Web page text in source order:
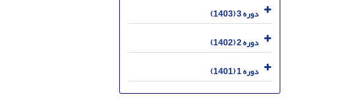
دوره 3 (1403)
دوره 2 (1402)
دوره 1 (1401)